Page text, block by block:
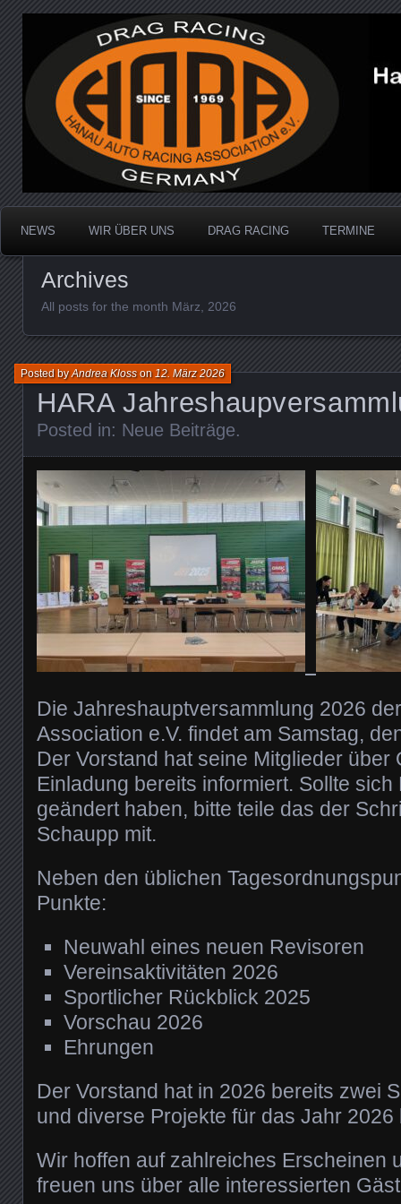
Hanau Auto Racing
Dragracing auf der 1/4 Meile
NEWS WIR ÜBER UNS DRAG RACING TERMINE
Archives
All posts for the month März, 2026
HARA
Posted byAndrea Klosson 12. März 2026
Posted in: Neue Beiträge.
Die Jahreshauptversammlung 2026
Association e.V. findet am Samstag,
Der Vorstand hat seine Mitglieder über
Einladung bereits informiert. Sollte sich
geändert haben, bitte teile das der
Schaupp mit.
Neben den üblichen
Punkte:
Neuwahl eines neuen Revisoren
Vereinsaktivitäten 2026
Sportlicher Rückblick 2025
Vorschau 2026
Ehrungen
Der Vorstand hat in 2026 bereits zwei
und diverse Projekte für das Jahr
Wir hoffen auf zahlreiches Erscheinen
freuen uns über alle interessierten